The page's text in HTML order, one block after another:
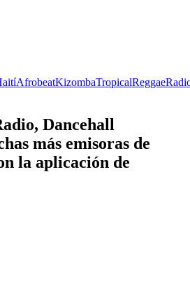
AfrobeatKizombaTropicalReggae
Dancehall
más emisoras de
la aplicación de